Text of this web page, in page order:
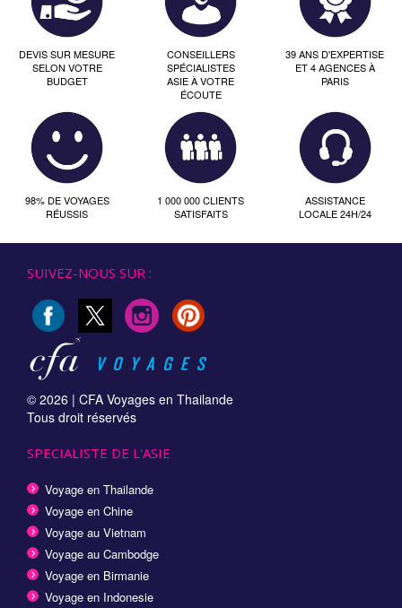
DEVIS SUR MESURE
SELON VOTRE
BUDGET
CONSEILLERS
SPÉCIALISTES
ASIE À VOTRE
ÉCOUTE
39 ANS D'EXPERTISE
ET 4 AGENCES À
PARIS
98% DE VOYAGES
RÉUSSIS
1 000 000 CLIENTS
SATISFAITS
ASSISTANCE
LOCALE 24H/24
SUIVEZ-NOUS SUR :
© 2026 | CFA Voyages en Thailande
Tous droit réservés
SPECIALISTE DE L'ASIE
Voyage en Thailande
Voyage en Chine
Voyage au Vietnam
Voyage au Cambodge
Voyage en Birmanie
Voyage en Indonesie